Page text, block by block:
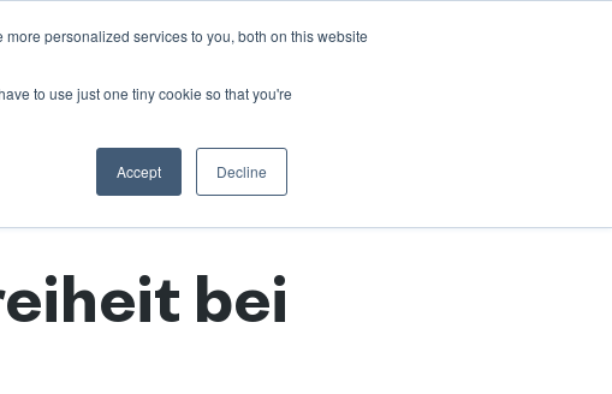
personalized services to you, both on this website
to use just one tiny cookie so that you're
Accept Decline
Partnerschaften DEMO BUCHEN
bei